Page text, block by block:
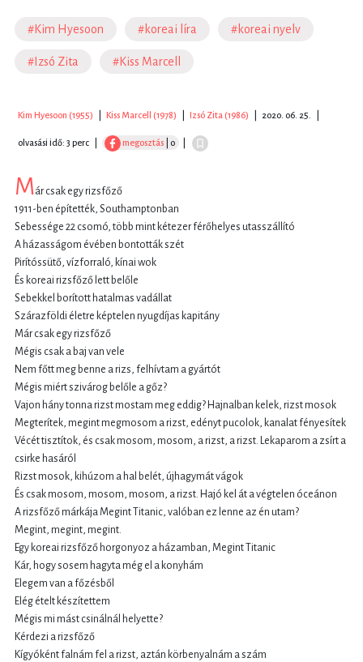
#Kim Hyesoon #koreai líra #koreai nyelv
#Izsó Zita #Kiss Marcell
Kim Hyesoon (1955) Kiss Marcell (1978) Izsó Zita (1986) 2020. 06. 25.
olvasási idő: 3 perc megosztás | 0
Már csak egy rizsfőző
1911-ben építették, Southamptonban
Sebessége 22 csomó, több mint kétezer férőhelyes utasszállító
A házasságom évében bontották szét
Pirítóssütő, vízforraló, kínai wok
És koreai rizsfőző lett belőle
Sebekkel borított hatalmas vadállat
Szárazföldi életre képtelen nyugdíjas kapitány
Már csak egy rizsfőző
Mégis csak a baj van vele
Nem főtt meg benne a rizs, felhívtam a gyártót
Mégis miért szivárog belőle a gőz?
Vajon hány tonna rizst mostam meg eddig? Hajnalban kelek, rizst mosok
Megterítek, megint megmosom a rizst, edényt pucolok, kanalat fényesítek
Vécét tisztítok, és csak mosom, mosom, a rizst, a rizst. Lekaparom a zsírt a
csirke hasáról
Rizst mosok, kihúzom a hal belét, újhagymát vágok
És csak mosom, mosom, mosom, a rizst. Hajó kel át a végtelen óceánon
A rizsfőző márkája Megint Titanic, valóban ez lenne az én utam?
Megint, megint, megint.
Egy koreai rizsfőző horgonyoz a házamban, Megint Titanic
Kár, hogy sosem hagyta még el a konyhám
Elegem van a főzésből
Elég ételt készítettem
Mégis mi mást csinálnál helyette?
Kérdezi a rizsfőző
Kígyóként falnám fel a rizst, aztán körbenyalnám a szám